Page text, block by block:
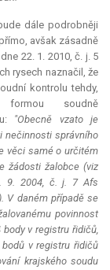
dále podrobněji
avšak zásadně
22. 1. 2010, č. j. 5
rysech naznačil, že
kontrolu tehdy,
formou soudně
"Obecně vzato je
nečinnosti správního
věci samé o určitém
žádosti žalobce (viz
9. 2004, č. j. 7 Afs
V daném případě se
povinnost
v registru řidičů,
v registru řidičů
krajského soudu